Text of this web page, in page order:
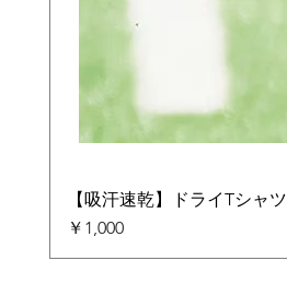
【吸汗速乾】ドライTシャツ
価格
￥1,000